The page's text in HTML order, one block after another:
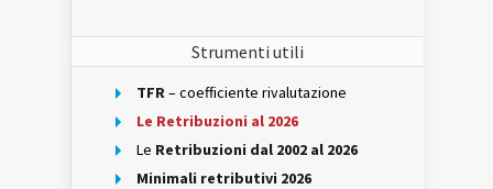
Strumenti utili
TFR– coefficiente rivalutazione
Le Retribuzioni al 2026
Le Retribuzioni dal 2002 al 2026
Minimali retributivi 2026